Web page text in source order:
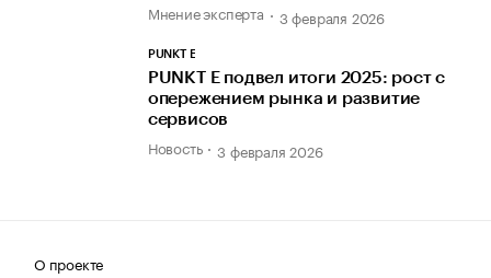
Мнение эксперта 3 февраля 2026
PUNKT E
PUNKT E подвел итоги 2025: рост с
опережением рынка и развитие
сервисов
Новость 3 февраля 2026
О проекте